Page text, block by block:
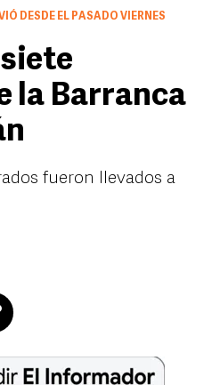
DESDE EL PASADO VIERNES
la Barranca
fueron llevados a